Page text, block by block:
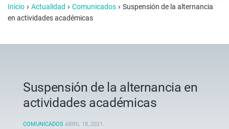
Inicio › Actualidad › Comunicados › Suspensión de la alternancia
en actividades académicas
Suspensión de la alternancia en
actividades académicas
COMUNICADOS ABRIL 18, 2021 .